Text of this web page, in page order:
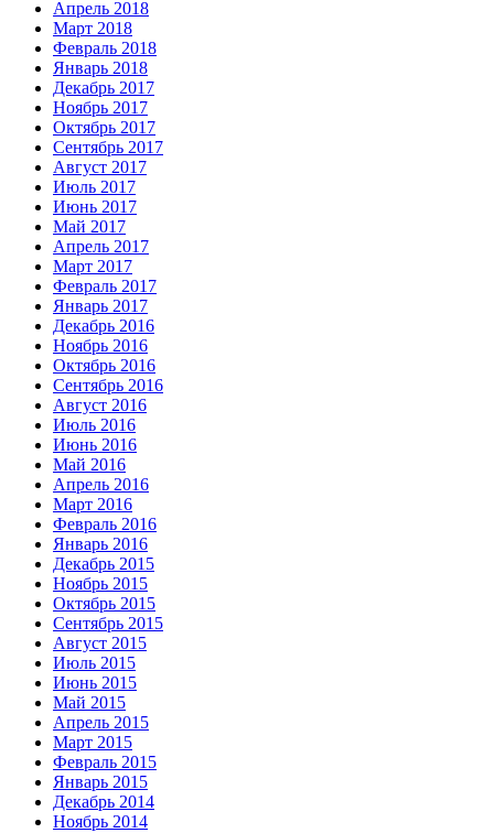
Апрель 2018
Март 2018
Февраль 2018
Январь 2018
Декабрь 2017
Ноябрь 2017
Октябрь 2017
Сентябрь 2017
Август 2017
Июль 2017
Июнь 2017
Май 2017
Апрель 2017
Март 2017
Февраль 2017
Январь 2017
Декабрь 2016
Ноябрь 2016
Октябрь 2016
Сентябрь 2016
Август 2016
Июль 2016
Июнь 2016
Май 2016
Апрель 2016
Март 2016
Февраль 2016
Январь 2016
Декабрь 2015
Ноябрь 2015
Октябрь 2015
Сентябрь 2015
Август 2015
Июль 2015
Июнь 2015
Май 2015
Апрель 2015
Март 2015
Февраль 2015
Январь 2015
Декабрь 2014
Ноябрь 2014